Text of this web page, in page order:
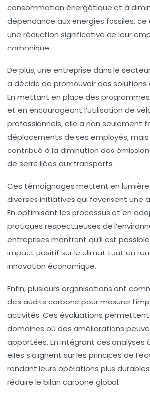
consommation énergétique et à
dépendance aux énergies fossiles, ce
une réduction significative de leur
carbonique.
De plus, une entreprise dans le
a décidé de promouvoir des solutions
En mettant en place des
et en encourageant l’utilisation de
professionnels, elle a non seulement
déplacements de ses employés,
contribué à la diminution des
de serre liées aux transports.
Ces témoignages mettent en lumière
diverses initiatives qui favorisent une
En optimisant les processus et en
pratiques respectueuses de
entreprises montrent qu’il est
impact positif sur le climat tout en
innovation économique.
Enfin, plusieurs organisations ont
des audits carbone pour mesurer
activités. Ces évaluations permettent
domaines où des améliorations
apportées. En intégrant ces analyses
elles s’alignent sur les principes de
rendant leurs opérations plus
réduire le bilan carbone global.